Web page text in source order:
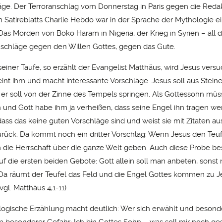
Der Terroranschlag vom Donnerstag in Paris gegen die
Satireblatts Charlie Hebdo war in der Sprache der Mythologie
Morden von Boko Haram in Nigeria, der Krieg in Syrien – all
gegen den Willen Gottes, gegen das Gute.
Taufe, so erzählt der Evangelist Matthäus, wird Jesus
ihm und macht interessante Vorschläge: Jesus soll aus
soll von der Zinne des Tempels springen. Als Gottessohn
Gott habe ihm ja verheißen, dass seine Engel ihn tragen
das keine guten Vorschläge sind und weist sie mit Zitaten
Da kommt noch ein dritter Vorschlag: Wenn Jesus den
Herrschaft über die ganze Welt geben. Auch diese Probe
die ersten beiden Gebote: Gott allein soll man anbeten, sonst
räumt der Teufel das Feld und die Engel Gottes kommen zu
Matthäus 4,1-11)
Erzählung macht deutlich: Wer sich erwählt und